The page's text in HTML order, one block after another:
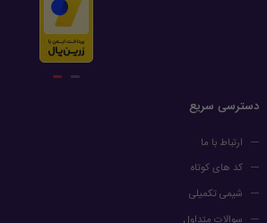
دسترسی سریع
ارتباط با ما
کد های کوتاه
شیمی تکمیلی